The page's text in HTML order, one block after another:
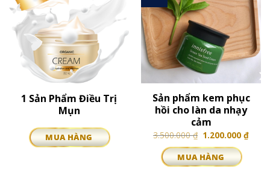
1 Sản Phẩm Điều Trị
Mụn
MUA HÀNG
Sản phẩm kem phục
hồi cho làn da nhạy
cảm
3.500.000₫ 1.200.000₫
MUA HÀNG